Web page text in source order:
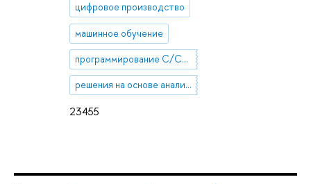
23455
цифровое производство
машинное обучение
программирование С/С++/Python
решения на основе анализа данных